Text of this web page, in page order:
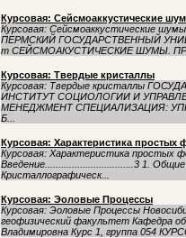
Курсовая: Сейсмоаккустические
Курсовая: Сейсмоаккустические
ПЕРМСКИЙ ГОСУДАРСТВЕННЫЙ
т СЕЙСМОАКУСТИЧЕСКИЕ ШУМЫ.
Курсовая: Твердые кристаллы
Курсовая: Твердые кристаллы
ИНСТИТУТ СОЦИОЛОГИИ И
МЕНЕДЖМЕНТ СПЕЦИАЛИЗАЦИЯ:
Б...
Курсовая: Характеристика простых
Курсовая: Характеристика простых
Введение.................................3 1.
Кристаллографическ...
Курсовая: Эоловые Процессы
Курсовая: Эоловые Процессы
геофизический факультет Кафедра
Владимировна Курс 1, группа 054